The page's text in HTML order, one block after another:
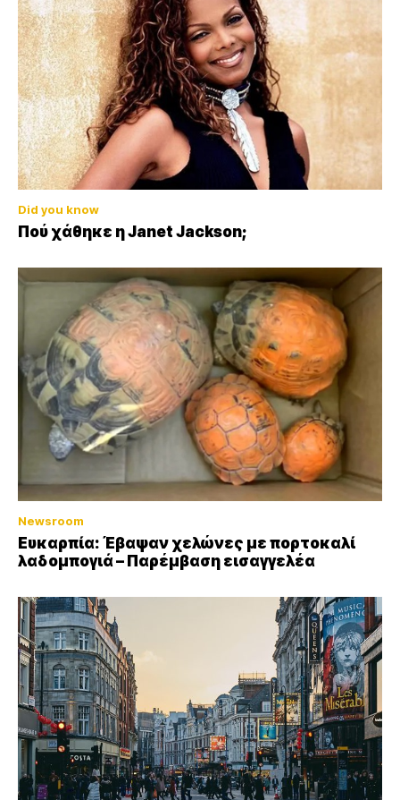
Did you know
Πού χάθηκε η Janet Jackson;
Newsroom
Ευκαρπία: Έβαψαν χελώνες με πορτοκαλί
λαδομπογιά – Παρέμβαση εισαγγελέα